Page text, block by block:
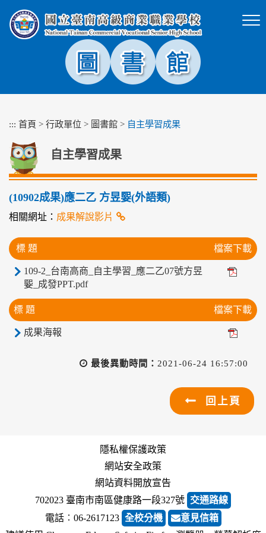
塊
::: 首頁 > 行政單位 > 圖書館 > 自主學習成果
自主學習成果
(10902成果)應二乙 方昱媐(外語類)
相關網址： 成果解說影片
標 題 檔案下載
109-2_台南高商_自主學習_應二乙07號方昱
媐_成發PPT.pdf
標 題 檔案下載
成果海報
最後異動時間： 2021-06-24 16:57:00
回上頁
隱私權保護政策
網站安全政策
網站資料開放宣告
702023 臺南市南區健康路一段327號 交通路線
電話︰06-2617123 全校分機
意見信箱